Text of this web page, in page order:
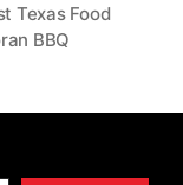
Texas Food
BBQ